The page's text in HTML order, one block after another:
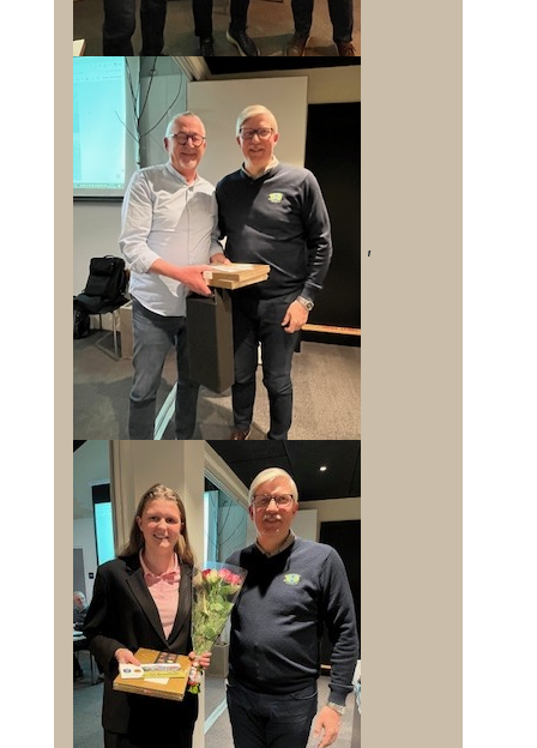
samtlige ledige poster på en gang. Hvert
stemmeberettiget medlem kan stemme på
højst det antal kandidater, der skal vælges og
kun med en stemme på hver kandidat.
Ved stemmelighed skal omvalg straks
afholdes efter samme regler mellem
kandidaterne med lige stemmetal, såfremt
der stadig er ubesatte poster.
Suppleanter, maksimalt 3, vælges separat
efter samme procedure som
bestyrelsesmedlemmer og således, at den
kandidat med flest stemmer er 1. suppleant,
kandidaten med næst flest stemmer er 2.
suppleant og så fremdeles.
Ekstraordinær generalforsamling afholdes,
når bestyrelsen bestemmer det, eller når
mindst 1/4 af de stemmeberettigede
medlemmer fremsætter skriftlig begæring til
bestyrelsen herom med angivelse af de
forslag, der ønskes behandlet.
Den ekstraordinære generalforsamling skal
afholdes inden 4 uger efter begæringens
modtagelse, og indkaldelse skal ske med
,